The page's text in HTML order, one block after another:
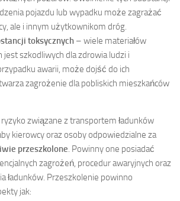
pojazdu lub wypadku może zagrażać
ale i innym użytkownikom dróg.
toksycznych – wiele materiałów
jest szkodliwych dla zdrowia ludzi i
awarii, może dojść do ich
zagrożenie dla pobliskich mieszkańców
związane z transportem ładunków
kierowcy oraz osoby odpowiedzialne za
przeszkolone. Powinny one posiadać
zagrożeń, procedur awaryjnych oraz
ładunków. Przeszkolenie powinno
jak: